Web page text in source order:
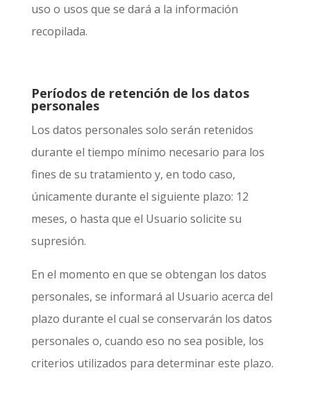
uso o usos que se dará a la información
recopilada.
Períodos de retención de los datos
personales
Los datos personales solo serán retenidos
durante el tiempo mínimo necesario para los
fines de su tratamiento y, en todo caso,
únicamente durante el siguiente plazo: 12
meses, o hasta que el Usuario solicite su
supresión.
En el momento en que se obtengan los datos
personales, se informará al Usuario acerca del
plazo durante el cual se conservarán los datos
personales o, cuando eso no sea posible, los
criterios utilizados para determinar este plazo.